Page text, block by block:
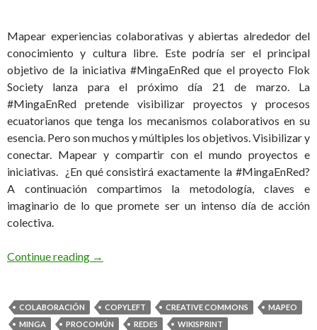
Mapear experiencias colaborativas y abiertas alrededor del
conocimiento y cultura libre. Este podría ser el principal
objetivo de la iniciativa #MingaEnRed que el proyecto Flok
Society lanza para el próximo día 21 de marzo. La
#MingaEnRed pretende visibilizar proyectos y procesos
ecuatorianos que tenga los mecanismos colaborativos en su
esencia. Pero son muchos y múltiples los objetivos. Visibilizar y
conectar. Mapear y compartir con el mundo proyectos e
iniciativas. ¿En qué consistirá exactamente la #MingaEnRed?
A continuación compartimos la metodología, claves e
imaginario de lo que promete ser un intenso día de acción
colectiva.
Continue reading →
COLABORACIÓN COPYLEFT CREATIVE COMMONS
MAPEO
MINGA
PROCOMÚN REDES WIKISPRINT